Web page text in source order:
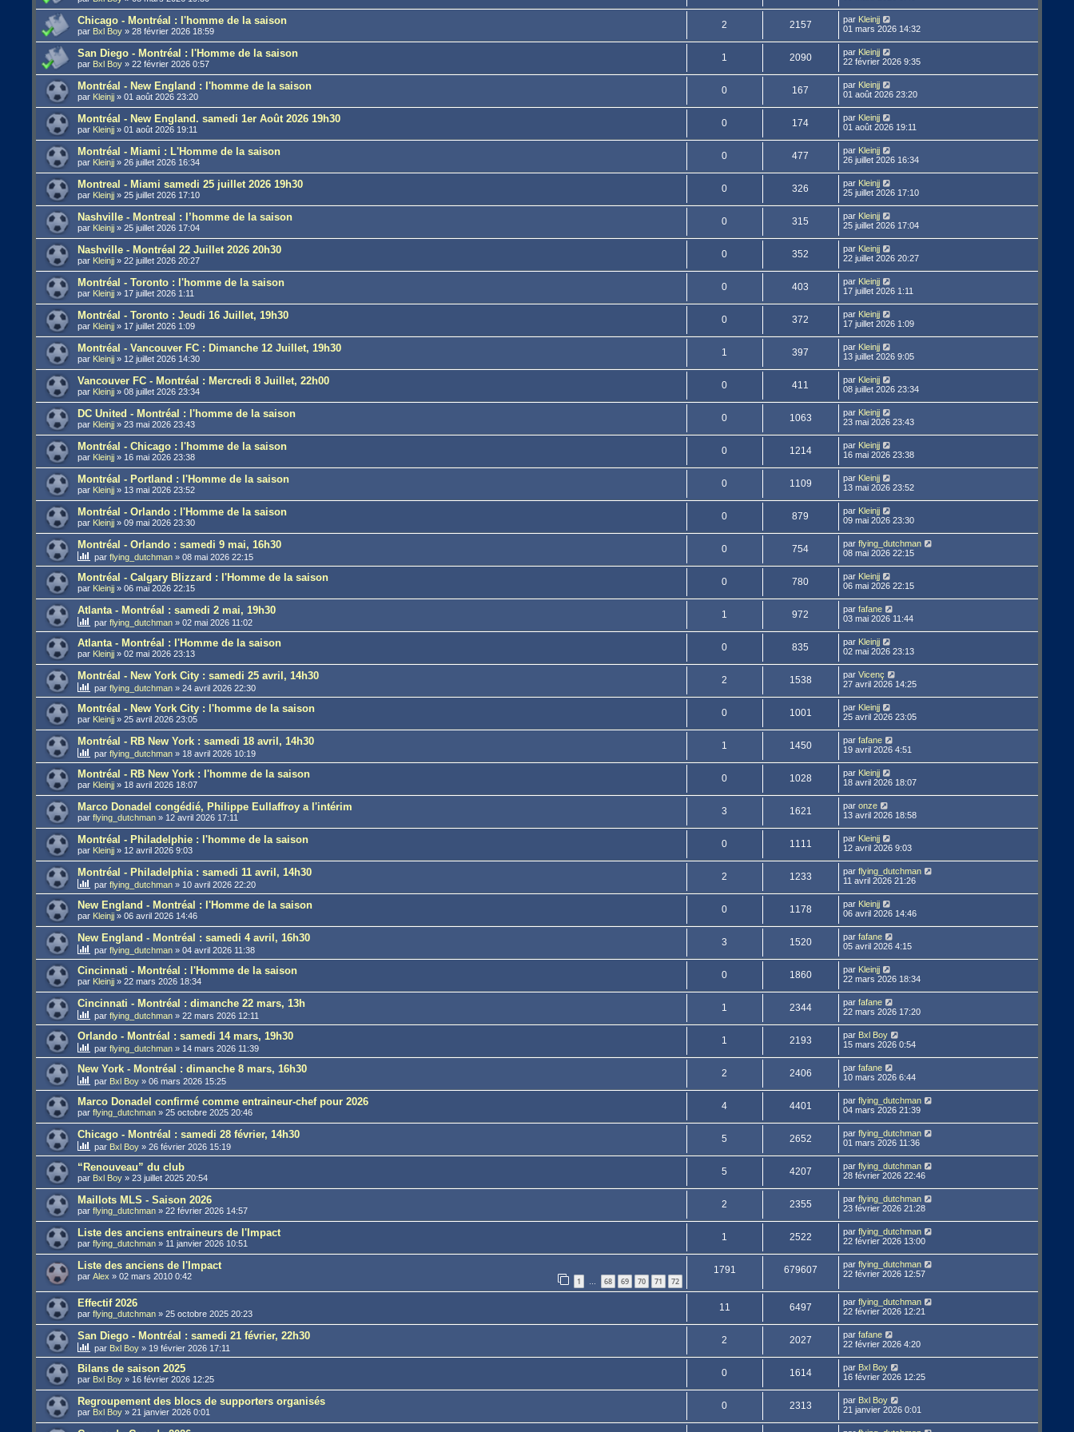
Chicago - Montréal : l'homme de la saison
par Bxl Boy »28 février 2026 18:59
2 2157 par Kleinjj
01 mars 2026 14:32
San Diego - Montréal : l'Homme de la saison
par Bxl Boy »22 février 2026 0:57
1 2090 par Kleinjj
22 février 2026 9:35
Montréal - New England : l'homme de la saison
par Kleinjj »01 août 2026 23:20
0 167 par Kleinjj
01 août 2026 23:20
Montréal - New England. samedi 1er Août 2026 19h30
par Kleinjj »01 août 2026 19:11
0 174 par Kleinjj
01 août 2026 19:11
Montréal - Miami : L'Homme de la saison
par Kleinjj »26 juillet 2026 16:34
0 477 par Kleinjj
26 juillet 2026 16:34
Montreal - Miami samedi 25 juillet 2026 19h30
par Kleinjj »25 juillet 2026 17:10
0 326 par Kleinjj
25 juillet 2026 17:10
Nashville - Montreal : l’homme de la saison
par Kleinjj »25 juillet 2026 17:04
0 315 par Kleinjj
25 juillet 2026 17:04
Nashville - Montréal 22 Juillet 2026 20h30
par Kleinjj »22 juillet 2026 20:27
0 352 par Kleinjj
22 juillet 2026 20:27
Montréal - Toronto : l'homme de la saison
par Kleinjj » 17 juillet 2026 1:11
0 403 par Kleinjj
17 juillet 2026 1:11
Montréal - Toronto : Jeudi 16 Juillet, 19h30
par Kleinjj » 17 juillet 2026 1:09
0 372 par Kleinjj
17 juillet 2026 1:09
Montréal - Vancouver FC : Dimanche 12 Juillet, 19h30
par Kleinjj » 12 juillet 2026 14:30
1 397 par Kleinjj
13 juillet 2026 9:05
Vancouver FC - Montréal : Mercredi 8 Juillet, 22h00
par Kleinjj »08 juillet 2026 23:34
0 411 par Kleinjj
08 juillet 2026 23:34
DC United - Montréal : l'homme de la saison
par Kleinjj »23 mai 2026 23:43
0 1063 par Kleinjj
23 mai 2026 23:43
Montréal - Chicago : l'homme de la saison
par Kleinjj » 16 mai 2026 23:38
0 1214 par Kleinjj
16 mai 2026 23:38
Montréal - Portland : l'Homme de la saison
par Kleinjj » 13 mai 2026 23:52
0 1109 par Kleinjj
13 mai 2026 23:52
Montréal - Orlando : l'Homme de la saison
par Kleinjj »09 mai 2026 23:30
0 879 par Kleinjj
09 mai 2026 23:30
Montréal - Orlando : samedi 9 mai, 16h30
parflying_dutchman »08 mai 2026 22:15
0 754 par flying_dutchman
08 mai 2026 22:15
Montréal - Calgary Blizzard : l'Homme de la saison
par Kleinjj »06 mai 2026 22:15
0 780 par Kleinjj
06 mai 2026 22:15
Atlanta - Montréal : samedi 2 mai, 19h30
parflying_dutchman »02 mai 2026 11:02
1 972 par fafane
03 mai 2026 11:44
Atlanta - Montréal : l'Homme de la saison
par Kleinjj »02 mai 2026 23:13
0 835 par Kleinjj
02 mai 2026 23:13
Montréal - New York City : samedi 25 avril, 14h30
parflying_dutchman »24 avril 2026 22:30
2 1538 par Vicenç
27 avril 2026 14:25
Montréal - New York City : l'homme de la saison
par Kleinjj »25 avril 2026 23:05
0 1001 par Kleinjj
25 avril 2026 23:05
Montréal - RB New York : samedi 18 avril, 14h30
parflying_dutchman » 18 avril 2026 10:19
1 1450 par fafane
19 avril 2026 4:51
Montréal - RB New York : l'homme de la saison
par Kleinjj » 18 avril 2026 18:07
0 1028 par Kleinjj
18 avril 2026 18:07
Marco Donadel congédié, Philippe Eullaffroy a l'intérim
parflying_dutchman » 12 avril 2026 17:11
3 1621 par onze
13 avril 2026 18:58
Montréal - Philadelphie : l'homme de la saison
par Kleinjj » 12 avril 2026 9:03
0 1111 par Kleinjj
12 avril 2026 9:03
Montréal - Philadelphia : samedi 11 avril, 14h30
parflying_dutchman » 10 avril 2026 22:20
2 1233 par flying_dutchman
11 avril 2026 21:26
New England - Montréal : l'Homme de la saison
par Kleinjj »06 avril 2026 14:46
0 1178 par Kleinjj
06 avril 2026 14:46
New England - Montréal : samedi 4 avril, 16h30
parflying_dutchman »04 avril 2026 11:38
3 1520 par fafane
05 avril 2026 4:15
Cincinnati - Montréal : l'Homme de la saison
par Kleinjj »22 mars 2026 18:34
0 1860 par Kleinjj
22 mars 2026 18:34
Cincinnati - Montréal : dimanche 22 mars, 13h
parflying_dutchman »22 mars 2026 12:11
1 2344 par fafane
22 mars 2026 17:20
Orlando - Montréal : samedi 14 mars, 19h30
parflying_dutchman » 14 mars 2026 11:39
1 2193 par Bxl Boy
15 mars 2026 0:54
New York - Montréal : dimanche 8 mars, 16h30
par Bxl Boy »06 mars 2026 15:25
2 2406 par fafane
10 mars 2026 6:44
Marco Donadel confirmé comme entraineur-chef pour 2026
parflying_dutchman »25 octobre 2025 20:46
4 4401 par flying_dutchman
04 mars 2026 21:39
Chicago - Montréal : samedi 28 février, 14h30
par Bxl Boy »26 février 2026 15:19
5 2652 par flying_dutchman
01 mars 2026 11:36
“Renouveau” du club
par Bxl Boy »23 juillet 2025 20:54
5 4207 par flying_dutchman
28 février 2026 22:46
Maillots MLS - Saison 2026
parflying_dutchman »22 février 2026 14:57
2 2355 par flying_dutchman
23 février 2026 21:28
Liste des anciens entraineurs de l'Impact
parflying_dutchman » 11 janvier 2026 10:51
1 2522 par flying_dutchman
22 février 2026 13:00
Liste des anciens de l'Impact
parAlex »02 mars 2010 0:42 1 … 68 69 70 71 72
1791 679607 par flying_dutchman
22 février 2026 12:57
Effectif 2026
parflying_dutchman »25 octobre 2025 20:23
11 6497 par flying_dutchman
22 février 2026 12:21
San Diego - Montréal : samedi 21 février, 22h30
par Bxl Boy » 19 février 2026 17:11
2 2027 par fafane
22 février 2026 4:20
Bilans de saison 2025
par Bxl Boy » 16 février 2026 12:25
0 1614 par Bxl Boy
16 février 2026 12:25
Regroupement des blocs de supporters organisés
par Bxl Boy »21 janvier 2026 0:01
0 2313 par Bxl Boy
21 janvier 2026 0:01